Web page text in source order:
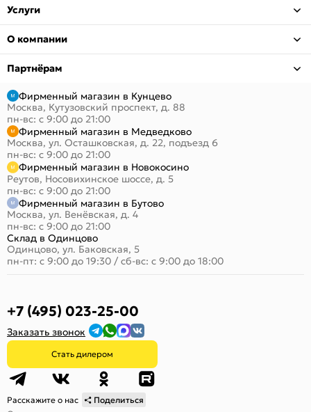
Услуги
О компании
Партнёрам
Фирменный магазин в Кунцево
Москва, Кутузовский проспект, д. 88
пн-вс: с 9:00 до 21:00
Фирменный магазин в Медведково
Москва, ул. Осташковская, д. 22, подъезд 6
пн-вс: с 9:00 до 21:00
Фирменный магазин в Новокосино
Реутов, Носовихинское шоссе, д. 5
пн-вс: с 9:00 до 21:00
Фирменный магазин в Бутово
Москва, ул. Венёвская, д. 4
пн-вс: с 9:00 до 21:00
Склад в Одинцово
Одинцово, ул. Баковская, 5
пн-пт: с 9:00 до 19:30 / сб-вс: с 9:00 до 18:00
+7 (495) 023-25-00
Заказать звонок
Стать дилером
Расскажите о нас
Поделиться